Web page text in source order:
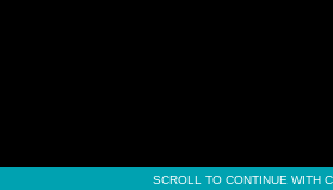
SCROLL TO CONTINUE WITH